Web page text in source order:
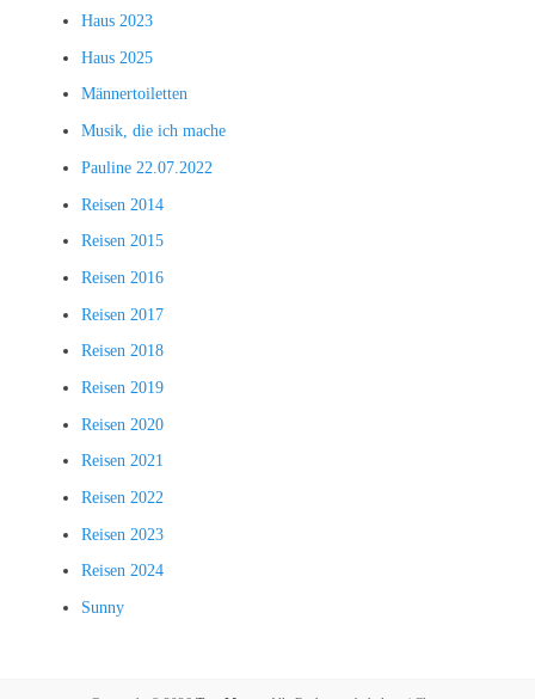
Haus 2023
Haus 2025
Männertoiletten
Musik, die ich mache
Pauline 22.07.2022
Reisen 2014
Reisen 2015
Reisen 2016
Reisen 2017
Reisen 2018
Reisen 2019
Reisen 2020
Reisen 2021
Reisen 2022
Reisen 2023
Reisen 2024
Sunny